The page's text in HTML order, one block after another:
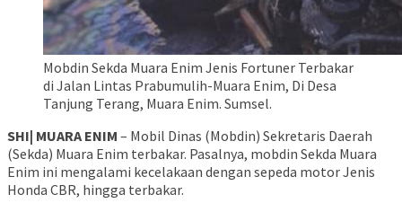
Mobdin Sekda Muara Enim Jenis Fortuner Terbakar
di Jalan Lintas Prabumulih-Muara Enim, Di Desa
Tanjung Terang, Muara Enim. Sumsel.
SHI| MUARA ENIM – Mobil Dinas (Mobdin) Sekretaris Daerah
(Sekda) Muara Enim terbakar. Pasalnya, mobdin Sekda Muara
Enim ini mengalami kecelakaan dengan sepeda motor Jenis
Honda CBR, hingga terbakar.